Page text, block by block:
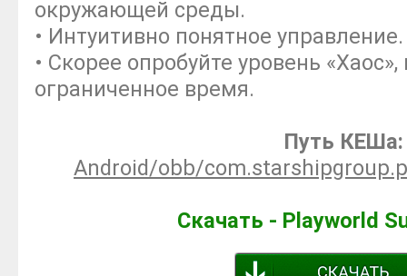
окружающей среды.
• Интуитивно понятное управление.
• Скорее опробуйте уровень
ограниченное время.
Путь КЕШа:
Android/obb/
Скачать - Playworld